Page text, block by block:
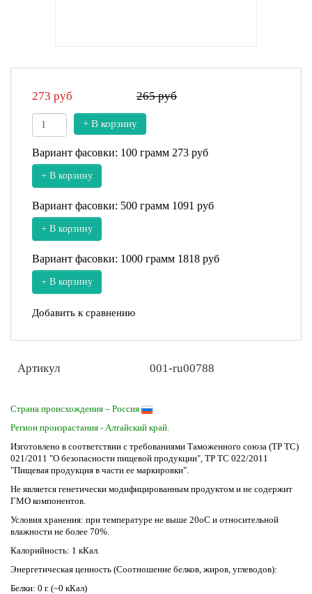
273 руб 265 руб
+ В корзину
Вариант фасовки: 100 грамм 273 руб
+ В корзину
Вариант фасовки: 500 грамм 1091 руб
+ В корзину
Вариант фасовки: 1000 грамм 1818 руб
+ В корзину
Добавить к сравнению
Артикул 001-ru00788
Страна происхождения – Россия
Регион произрастания - Алтайский край.
Изготовлено в соответствии с требованиями Таможенного союза (ТР ТС)
021/2011 "О безопасности пищевой продукции", ТР ТС 022/2011
"Пищевая продукция в части ее маркировки".
Не является генетически модифицированным продуктом и не содержит
ГМО компонентов.
Условия хранения: при температуре не выше 20оС и относительной
влажности не более 70%.
Калорийность: 1 кКал.
Энергетическая ценность (Соотношение белков, жиров, углеводов):
Белки: 0 г. (~0 кКал)